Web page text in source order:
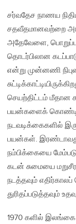
சர்வதேச நாணய
சதவீதமானவற்றை
அதேவேளை,
தொடர்பிலான
என்று முன்னணி
செயற்திட்டம் மீதான
பயன்களைக்
நடவடிக்கைகளில்
பயன்கள்.
நம்பிக்கையை
கடன் சுமையை
நடத்தவும்
துரிதப்படுத்தவும்
1970 களில்